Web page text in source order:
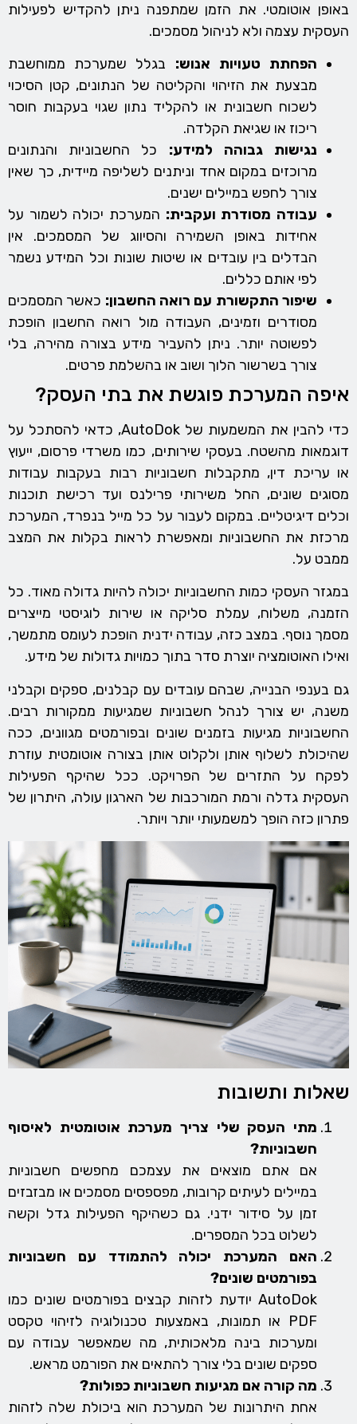
באופן אוטומטי. את הזמן שמתפנה ניתן להקדיש לפעילות
העסקית עצמה ולא לניהול מסמכים.
הפחתת טעויות אנוש: בגלל שמערכת ממוחשבת
מבצעת את הזיהוי והקליטה של הנתונים, קטן הסיכוי
לשכוח חשבונית או להקליד נתון שגוי בעקבות חוסר
ריכוז או שגיאת הקלדה.
נגישות גבוהה למידע: כל החשבוניות והנתונים
מרוכזים במקום אחד וניתנים לשליפה מיידית, כך שאין
צורך לחפש במיילים ישנים.
עבודה מסודרת ועקבית: המערכת יכולה לשמור על
אחידות באופן השמירה והסיווג של המסמכים. אין
הבדלים בין עובדים או שיטות שונות וכל המידע נשמר
לפי אותם כללים.
שיפור התקשורת עם רואה החשבון: כאשר המסמכים
מסודרים וזמינים, העבודה מול רואה החשבון הופכת
לפשוטה יותר. ניתן להעביר מידע בצורה מהירה, בלי
צורך בשרשור הלוך ושוב או בהשלמת פרטים.
איפה המערכת פוגשת את בתי העסק?
כדי להבין את המשמעות של AutoDok, כדאי להסתכל על
דוגמאות מהשטח. בעסקי שירותים, כמו משרדי פרסום, ייעוץ
או עריכת דין, מתקבלות חשבוניות רבות בעקבות עבודות
מסוגים שונים, החל משירותי פרילנס ועד רכישת תוכנות
וכלים דיגיטליים. במקום לעבור על כל מייל בנפרד, המערכת
מרכזת את החשבוניות ומאפשרת לראות בקלות את המצב
ממבט על.
במגזר העסקי כמות החשבוניות יכולה להיות גדולה מאוד. כל
הזמנה, משלוח, עמלת סליקה או שירות לוגיסטי מייצרים
מסמך נוסף. במצב כזה, עבודה ידנית הופכת לעומס מתמשך,
ואילו האוטומציה יוצרת סדר בתוך כמויות גדולות של מידע.
גם בענפי הבנייה, שבהם עובדים עם קבלנים, ספקים וקבלני
משנה, יש צורך לנהל חשבוניות שמגיעות ממקורות רבים.
החשבוניות מגיעות בזמנים שונים ובפורמטים מגוונים, ככה
שהיכולת לשלוף אותן ולקלוט אותן בצורה אוטומטית עוזרת
לפקח על התזרים של הפרויקט. ככל שהיקף הפעילות
העסקית גדלה ורמת המורכבות של הארגון עולה, היתרון של
פתרון כזה הופך למשמעותי יותר ויותר.
שאלות ותשובות
מתי העסק שלי צריך מערכת אוטומטית לאיסוף
חשבוניות?
אם אתם מוצאים את עצמכם מחפשים חשבוניות
במיילים לעיתים קרובות, מפספסים מסמכים או מבזבזים
זמן על סידור ידני. גם כשהיקף הפעילות גדל וקשה
לשלוט בכל המספרים.
האם המערכת יכולה להתמודד עם חשבוניות
בפורמטים שונים?
AutoDok יודעת לזהות קבצים בפורמטים שונים כמו
PDF או תמונות, באמצעות טכנולוגיה לזיהוי טקסט
ומערכות בינה מלאכותית, מה שמאפשר עבודה עם
ספקים שונים בלי צורך להתאים את הפורמט מראש.
מה קורה אם מגיעות חשבוניות כפולות?
אחת היתרונות של המערכת הוא ביכולת שלה לזהות